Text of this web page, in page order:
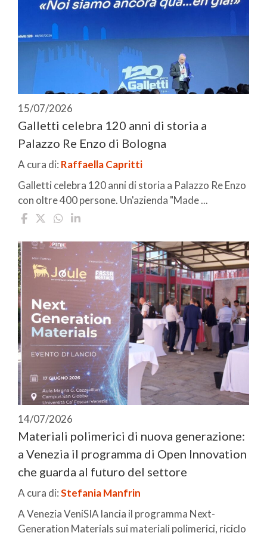
15/07/2026
Galletti celebra 120 anni di storia a
Palazzo Re Enzo di Bologna
A cura di: Raffaella Capritti
Galletti celebra 120 anni di storia a Palazzo Re Enzo
con oltre 400 persone. Un'azienda "Made ...
14/07/2026
Materiali polimerici di nuova generazione:
a Venezia il programma di Open Innovation
che guarda al futuro del settore
A cura di:Stefania Manfrin
A Venezia VeniSIA lancia il programma Next-
Generation Materials sui materiali polimerici, riciclo